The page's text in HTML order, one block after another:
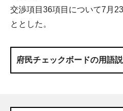
交渉項目36項目について7月
ととした。
府民チェックボードの用語